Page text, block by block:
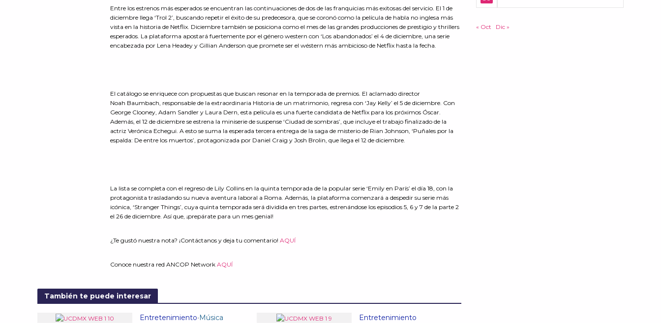
Entre los estrenos más esperados se encuentran las continuaciones de dos de las franquicias más exitosas del servicio. El 1 de
diciembre llega ‘Trol 2’, buscando repetir el éxito de su predecesora, que se coronó como la película de habla no inglesa más
vista en la historia de Netflix. Diciembre también se posiciona como el mes de las grandes producciones de prestigio y thrillers
esperados. La plataforma apostará fuertemente por el género western con ‘Los abandonados’ el 4 de diciembre, una serie
encabezada por Lena Headey y Gillian Anderson que promete ser el wéstern más ambicioso de Netflix hasta la fecha.
El catálogo se enriquece con propuestas que buscan resonar en la temporada de premios. El aclamado director
Noah Baumbach, responsable de la extraordinaria Historia de un matrimonio, regresa con ‘Jay Kelly’ el 5 de diciembre. Con
George Clooney, Adam Sandler y Laura Dern, esta película es una fuerte candidata de Netflix para los próximos Óscar.
Además, el 12 de diciembre se estrena la miniserie de suspense ‘Ciudad de sombras’, que incluye el trabajo finalizado de la
actriz Verónica Echegui. A esto se suma la esperada tercera entrega de la saga de misterio de Rian Johnson, ‘Puñales por la
espalda: De entre los muertos’, protagonizada por Daniel Craig y Josh Brolin, que llega el 12 de diciembre.
La lista se completa con el regreso de Lily Collins en la quinta temporada de la popular serie ‘Emily en París’ el día 18, con la
protagonista trasladando su nueva aventura laboral a Roma. Además, la plataforma comenzará a despedir su serie más
icónica, ‘Stranger Things’, cuya quinta temporada será dividida en tres partes, estrenándose los episodios 5, 6 y 7 de la parte 2
el 26 de diciembre. Así que, ¡prepárate para un mes genial!
¿Te gustó nuestra nota? ¡Contáctanos y deja tu comentario!AQUÍ
Conoce nuestra red ANCOP NetworkAQUÍ
También te puede interesar
Entretenimiento• Música
Entretenimiento
« Oct Dic »